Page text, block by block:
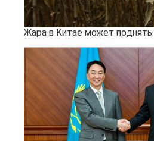
Жара в Китае может поднять